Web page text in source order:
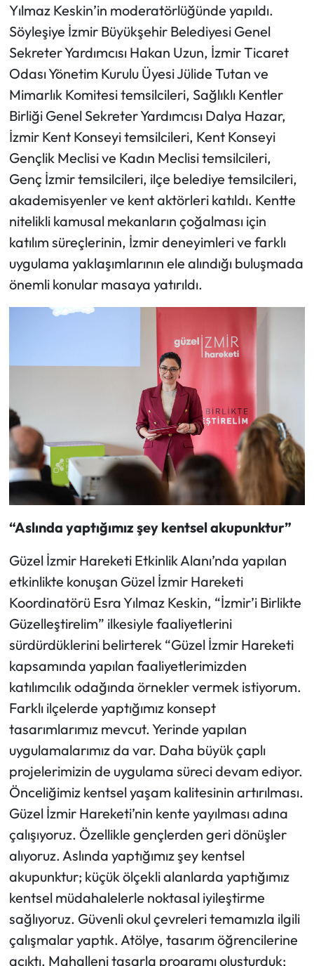
Yılmaz Keskin’in moderatörlüğünde yapıldı.
Söyleşiye İzmir Büyükşehir Belediyesi Genel
Sekreter Yardımcısı Hakan Uzun, İzmir Ticaret
Odası Yönetim Kurulu Üyesi Jülide Tutan ve
Mimarlık Komitesi temsilcileri, Sağlıklı Kentler
Birliği Genel Sekreter Yardımcısı Dalya Hazar,
İzmir Kent Konseyi temsilcileri, Kent Konseyi
Gençlik Meclisi ve Kadın Meclisi temsilcileri,
Genç İzmir temsilcileri, ilçe belediye temsilcileri,
akademisyenler ve kent aktörleri katıldı. Kentte
nitelikli kamusal mekanların çoğalması için
katılım süreçlerinin, İzmir deneyimleri ve farklı
uygulama yaklaşımlarının ele alındığı buluşmada
önemli konular masaya yatırıldı.
“Aslında yaptığımız şey kentsel akupunktur”
Güzel İzmir Hareketi Etkinlik Alanı’nda yapılan
etkinlikte konuşan Güzel İzmir Hareketi
Koordinatörü Esra Yılmaz Keskin, “İzmir’i Birlikte
Güzelleştirelim” ilkesiyle faaliyetlerini
sürdürdüklerini belirterek “Güzel İzmir Hareketi
kapsamında yapılan faaliyetlerimizden
katılımcılık odağında örnekler vermek istiyorum.
Farklı ilçelerde yaptığımız konsept
tasarımlarımız mevcut. Yerinde yapılan
uygulamalarımız da var. Daha büyük çaplı
projelerimizin de uygulama süreci devam ediyor.
Önceliğimiz kentsel yaşam kalitesinin artırılması.
Güzel İzmir Hareketi’nin kente yayılması adına
çalışıyoruz. Özellikle gençlerden geri dönüşler
alıyoruz. Aslında yaptığımız şey kentsel
akupunktur; küçük ölçekli alanlarda yaptığımız
kentsel müdahalelerle noktasal iyileştirme
sağlıyoruz. Güvenli okul çevreleri temamızla ilgili
çalışmalar yaptık. Atölye, tasarım öğrencilerine
açıktı. Mahalleni tasarla programı oluşturduk;